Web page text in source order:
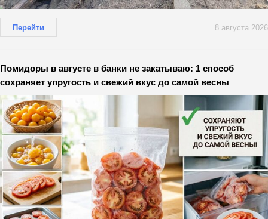
Перейти 8 августа 2026
Помидоры в августе в банки не закатываю: 1 способ
сохраняет упругость и свежий вкус до самой весны